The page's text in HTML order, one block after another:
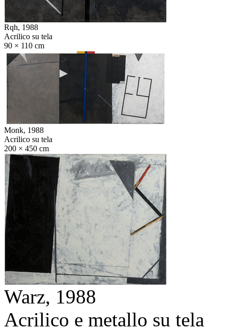
Rqh, 1988
Acrilico su tela
90 × 110 cm
Monk, 1988
Acrilico su tela
200 × 450 cm
Warz, 1988
Acrilico e metallo su tela